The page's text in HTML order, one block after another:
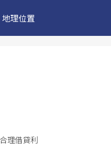
地理位置
理借貸利